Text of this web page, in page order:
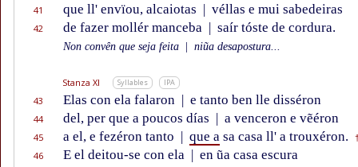
41 que ll' envïou, alcaiotas | véllas e mui sabedeiras
42 de fazer mollér manceba | saír tóste de cordura.
Non convên que seja feita niũa desapostura...
Stanza XI Syllables IPA
43 Elas con ela falaron | e tanto ben lle disséron
44 del, per que a poucos días | a venceron e vẽéron
45 a el, e fezéron tanto | que a sa casa ll' a trouxéron.
46 E el deitou-se con ela | en ũa casa escura